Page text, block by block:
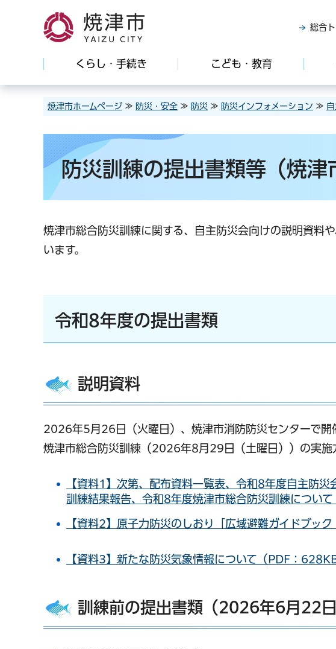
焼津市
総合
くらし・手続き こども・教育
焼津市ホームページ ≫ 防災・安全 ≫ 防災 ≫ 防災インフォメーション ≫
防災訓練の提出書類等（焼津
焼津市総合防災訓練に関する、自主防災会向けの説明資料
います。
令和8年度の提出書類
説明資料
2026年5月26日（火曜日）、焼津市消防防災センターで
焼津市総合防災訓練（2026年8月29日（土曜日））の実施
【資料1】次第、配布資料一覧表、令和8年度自主防
訓練結果報告、令和8年度焼津市総合防災訓練につい
【資料2】原子力防災のしおり「広域避難ガイドブック
【資料3】新たな防災気象情報について（PDF：628KB
訓練前の提出書類（2026年6月22日